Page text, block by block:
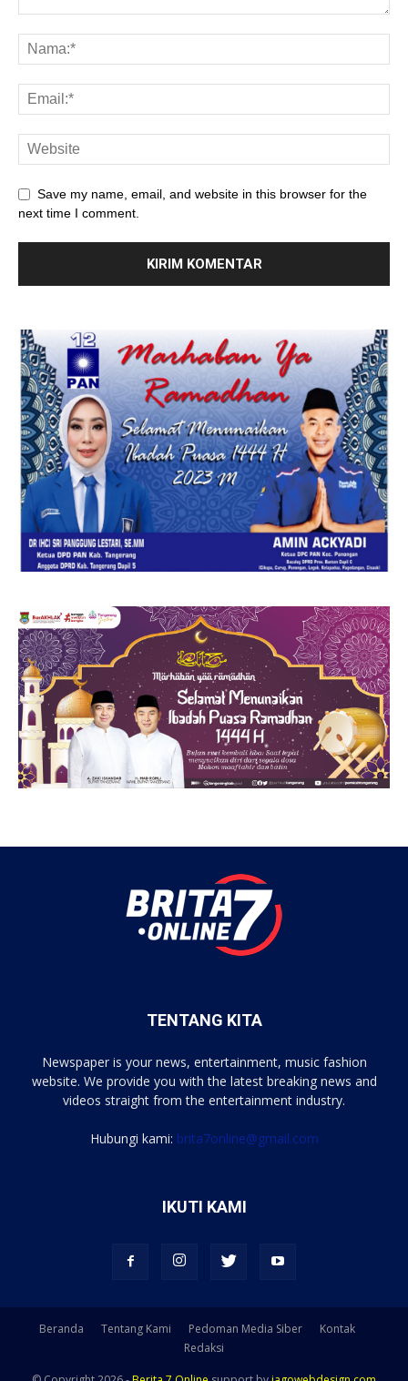
Save my name, email, and website in this browser for the
next time I comment.
TENTANG KITA
Newspaper is your news, entertainment, music fashion
website. We provide you with the latest breaking news and
videos straight from the entertainment industry.
Hubungi kami: brita7online@gmail.com
IKUTI KAMI
Beranda Tentang Kami Pedoman Media Siber
Kontak
Redaksi